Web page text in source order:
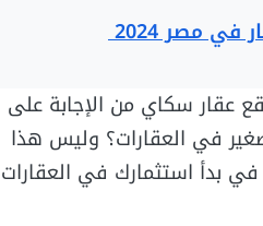
مصر 2024
سكاي من الإجابة على
في العقارات؟ وليس هذا
بدأ استثمارك في العقارات